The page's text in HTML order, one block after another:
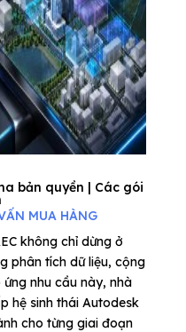
bản quyền | Các gói
MUA HÀNG
không chỉ dừng ở
phân tích dữ liệu, cộng
nhu cầu này, nhà
hệ sinh thái Autodesk
cho từng giai đoạn